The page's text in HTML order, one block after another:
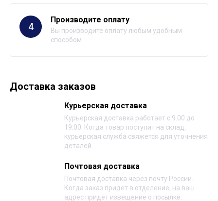
4
Производите оплату
Вы производите оплату любым удобным
способом
Доставка заказов
Курьерская доставка
Курьерская доставка работает с 9.00 до
19.00. Когда товар поступит на склад,
курьерская служба свяжется для уточнения
деталей.
Почтовая доставка
Почтовая доставка через почту России.
Когда заказ придет в отделение, на ваш
адрес придет извещение о посылке.